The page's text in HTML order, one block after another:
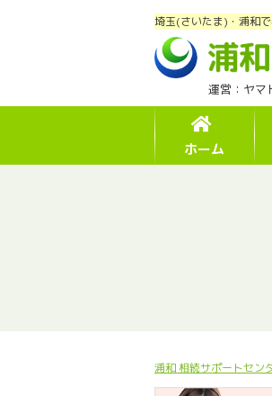
埼玉(さいたま)・浦和
運営：ヤマ
ホーム
浦和 相続サポートセン